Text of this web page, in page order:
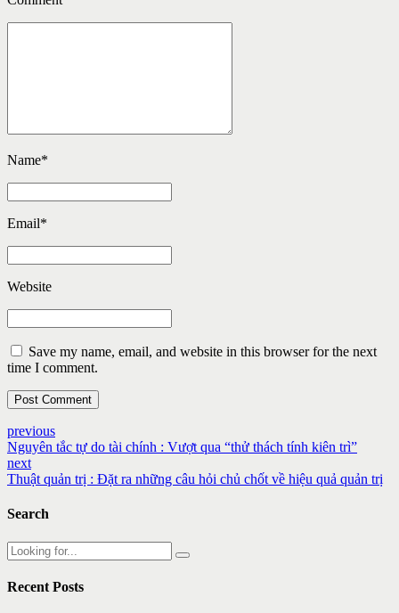
Name*
Email*
Website
Save my name, email, and website in this browser for the next
time I comment.
Post Comment
previous
Nguyên tắc tự do tài chính : Vượt qua “thử thách tính kiên trì”
next
Thuật quản trị : Đặt ra những câu hỏi chủ chốt về hiệu quả quản trị
Search
Recent Posts